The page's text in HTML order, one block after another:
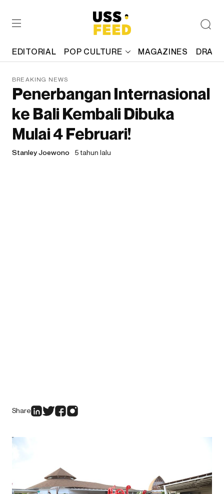
EDITORIAL POP CULTURE MAGAZINES
BREAKING NEWS
Penerbangan Internasional
ke Bali Kembali Dibuka
Mulai 4 Februari!
Stanley Joewono 5 tahun lalu
Share